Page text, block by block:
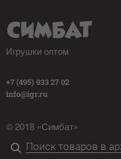
Игрушки оптом
+7 (495) 933 27 02
info@igr.ru
© 2018 «Симбат»